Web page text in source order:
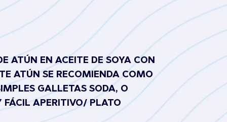
ATÚN EN ACEITE DE SOYA CON
ATÚN SE RECOMIENDA COMO
GALLETAS SODA, O
FÁCIL APERITIVO/ PLATO